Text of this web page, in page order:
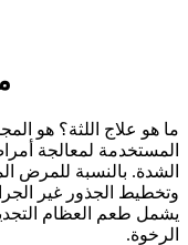
ما هو علاج اللثة؟ هو
المستخدمة لمعالجة
الشدة. بالنسبة للمرض
وتخطيط الجذور غير
يشمل طعم العظام
الرخوة.